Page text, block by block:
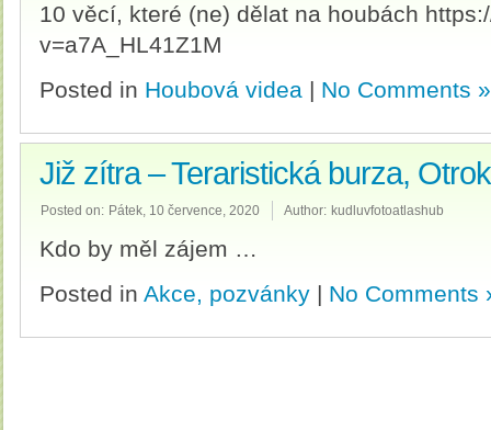
10 věcí, které (ne) dělat na houbách
v=a7A_HL41Z1M
Posted in Houbová videa | No Comments »
Již zítra – Teraristická burza,
Posted on: Pátek, 10 července, 2020 Author: kudluvfotoatlashub
Kdo by měl zájem …
Posted in Akce, pozvánky | No Comments